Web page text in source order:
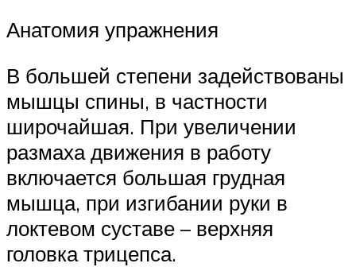
Анатомия упражнения
В большей степени задействованы
мышцы спины, в частности
широчайшая. При увеличении
размаха движения в работу
включается большая грудная
мышца, при изгибании руки в
локтевом суставе – верхняя
головка трицепса.